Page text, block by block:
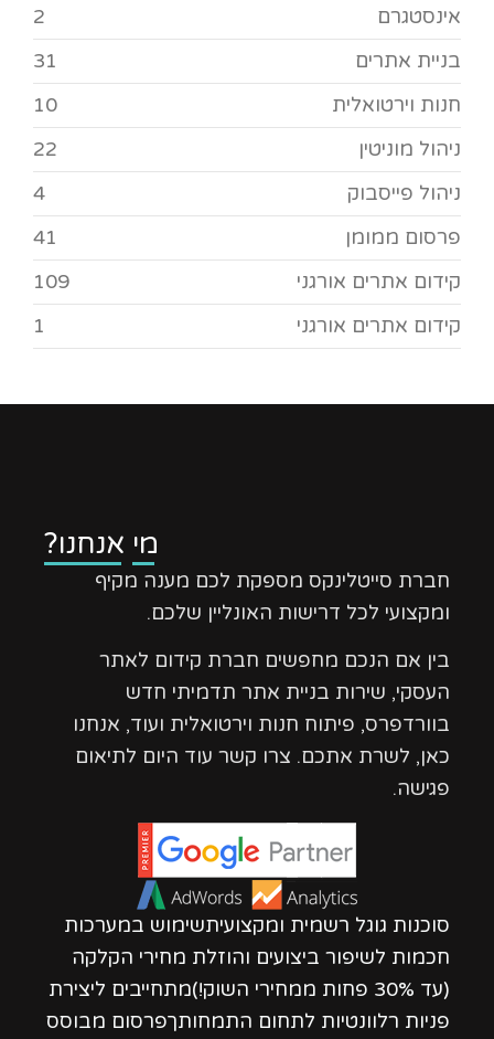
אינסטגרם
2
בניית אתרים
31
חנות וירטואלית
10
ניהול מוניטין
22
ניהול פייסבוק
4
פרסום ממומן
41
קידום אתרים אורגני
109
קידום אתרים אורגני
1
מי אנחנו?
חברת סייטלינקס מספקת לכם מענה מקיף
ומקצועי לכל דרישות האונליין שלכם.
בין אם הנכם מחפשים חברת קידום לאתר
העסקי, שירות בניית אתר תדמיתי חדש
בוורדפרס, פיתוח חנות וירטואלית ועוד, אנחנו
כאן, לשרת אתכם. צרו קשר עוד היום לתיאום
פגישה.
סוכנות גוגל רשמית ומקצועיתשימוש במערכות
חכמות לשיפור ביצועים והוזלת מחירי הקלקה
(עד 30% פחות ממחירי השוק!)מתחייבים ליצירת
פניות רלוונטיות לתחום התמחותךפרסום מבוסס